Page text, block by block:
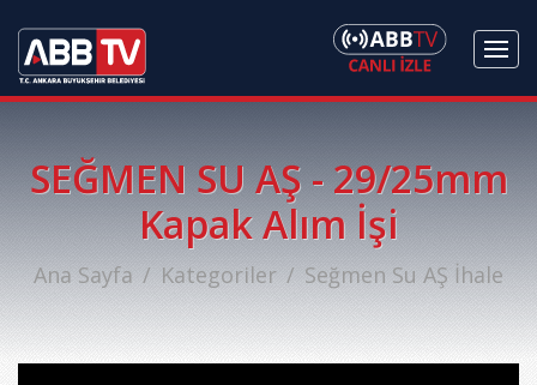
SEĞMEN SU AŞ - 29/25mm
Kapak Alım İşi
Ana Sayfa Kategoriler Seğmen Su AŞ İhale